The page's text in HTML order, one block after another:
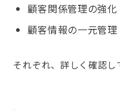
顧客関係管理の強化
顧客情報の一元管理
それぞれ、詳しく確認し